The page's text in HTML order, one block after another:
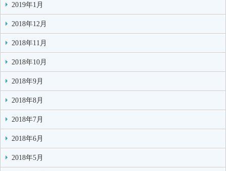
2019年1月
2018年12月
2018年11月
2018年10月
2018年9月
2018年8月
2018年7月
2018年6月
2018年5月